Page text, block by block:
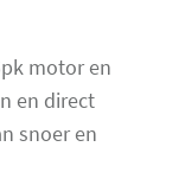
motor en
en direct
snoer en